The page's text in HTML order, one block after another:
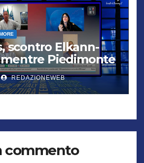
scontro Elkann-
Piedimonte
REDAZIONEWEB
commento